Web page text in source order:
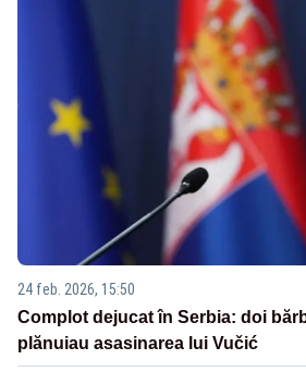
24 feb. 2026, 15:50
Complot dejucat în Serbia: doi
plănuiau asasinarea lui Vučić